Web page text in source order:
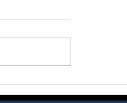
De la euforia a la
Julio Alejandro Millán El
económico es
escape es temporal,